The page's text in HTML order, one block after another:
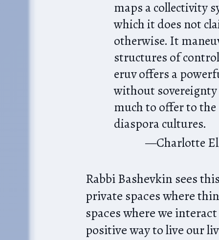
maps a collectivity
which it does not
otherwise. It
structures of
eruv offers a
without sovereignty
much to offer to
diaspora cultures.
Charlotte
Rabbi Bashevkin sees
private spaces where
spaces where we
positive way to live our